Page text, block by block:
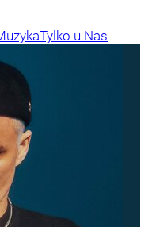
Tylko u Nas